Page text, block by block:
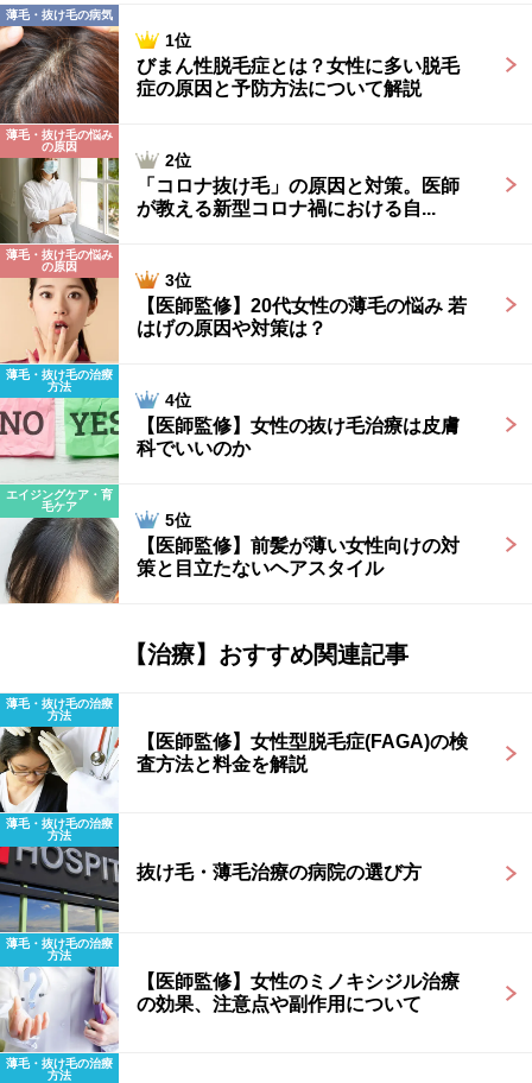
薄毛・抜け毛の病気
1位
びまん性脱毛症とは？女性に多い脱毛
症の原因と予防方法について解説
薄毛・抜け毛の悩み
の原因
2位
「コロナ抜け毛」の原因と対策。医師
が教える新型コロナ禍における自...
薄毛・抜け毛の悩み
の原因
3位
【医師監修】20代女性の薄毛の悩み 若
はげの原因や対策は？
薄毛・抜け毛の治療
方法
4位
【医師監修】女性の抜け毛治療は皮膚
科でいいのか
エイジングケア・育
毛ケア
5位
【医師監修】前髪が薄い女性向けの対
策と目立たないヘアスタイル
【治療】おすすめ関連記事
薄毛・抜け毛の治療
方法
【医師監修】女性型脱毛症(FAGA)の検
査方法と料金を解説
薄毛・抜け毛の治療
方法
抜け毛・薄毛治療の病院の選び方
薄毛・抜け毛の治療
方法
【医師監修】女性のミノキシジル治療
の効果、注意点や副作用について
薄毛・抜け毛の治療
方法